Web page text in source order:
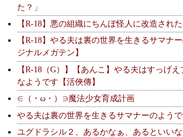
た？」
【R-18】悪の組織にちんぽ怪人に改造され
【R-18】やる夫は裏の世界を生きるサマナ
ジナルメガテン】
【R-18（G）】【あんこ】やる夫はすっげ
なようです【活俠傳】
∈（・ω・）∋魔法少女育成計画
やる夫は裏の世界を生きるサマナーのよう
ユグドラシル２、あるかなぁ、あるといいな